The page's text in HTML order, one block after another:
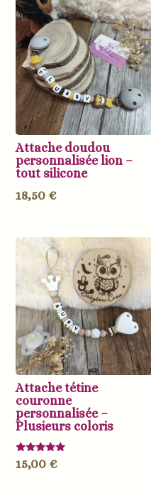
Attache doudou
personnalisée lion –
tout silicone
18,50 €
Attache tétine
couronne
personnalisée –
Plusieurs coloris
Note
5.00
15,00 €